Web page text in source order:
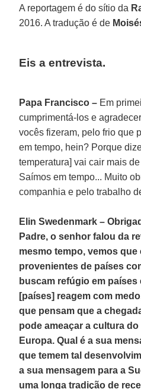
A reportagem é do sítio da
2016. A tradução é de
Eis a entrevista.
Papa Francisco – Em
cumprimentá-los e
vocês fizeram, pelo frio que
em tempo, hein? Porque
temperatura] vai cair mais
Saímos em tempo... Muito
companhia e pelo trabalho
Elin Swedenmark –
Padre, o senhor falou da
mesmo tempo, vemos
provenientes de países
buscam refúgio em
[países] reagem com
que pensam que a
pode ameaçar a cultura
Europa. Qual é a sua
que temem tal
a sua mensagem para a
uma longa tradição de